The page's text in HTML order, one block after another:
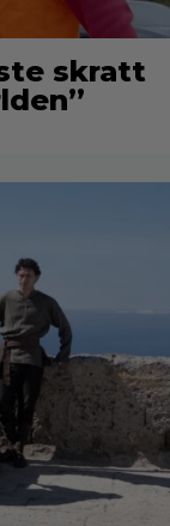
skratt